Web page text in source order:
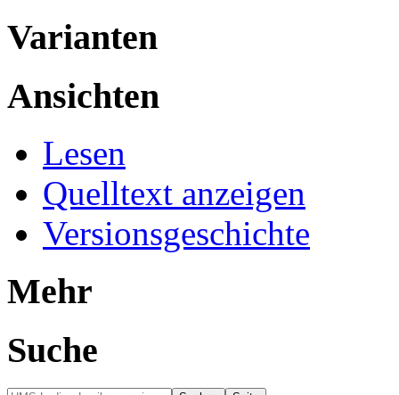
Varianten
Ansichten
Lesen
Quelltext anzeigen
Versionsgeschichte
Mehr
Suche